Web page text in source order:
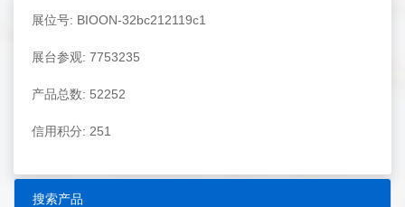
展位号: BIOON-32bc212119c1
展台参观: 7753235
产品总数: 52252
信用积分: 251
搜索产品